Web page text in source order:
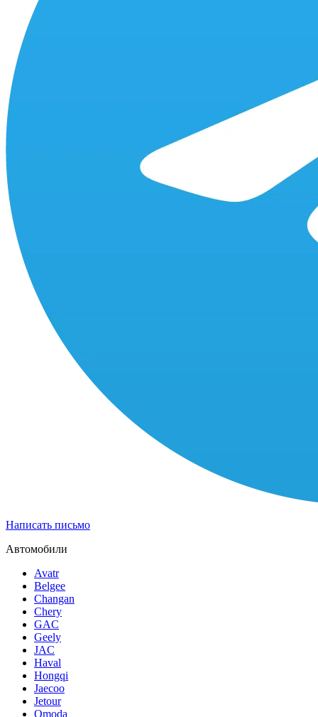
Написать письмо
Автомобили
Avatr
Belgee
Changan
Chery
GAC
Geely
JAC
Haval
Hongqi
Jaecoo
Jetour
Omoda